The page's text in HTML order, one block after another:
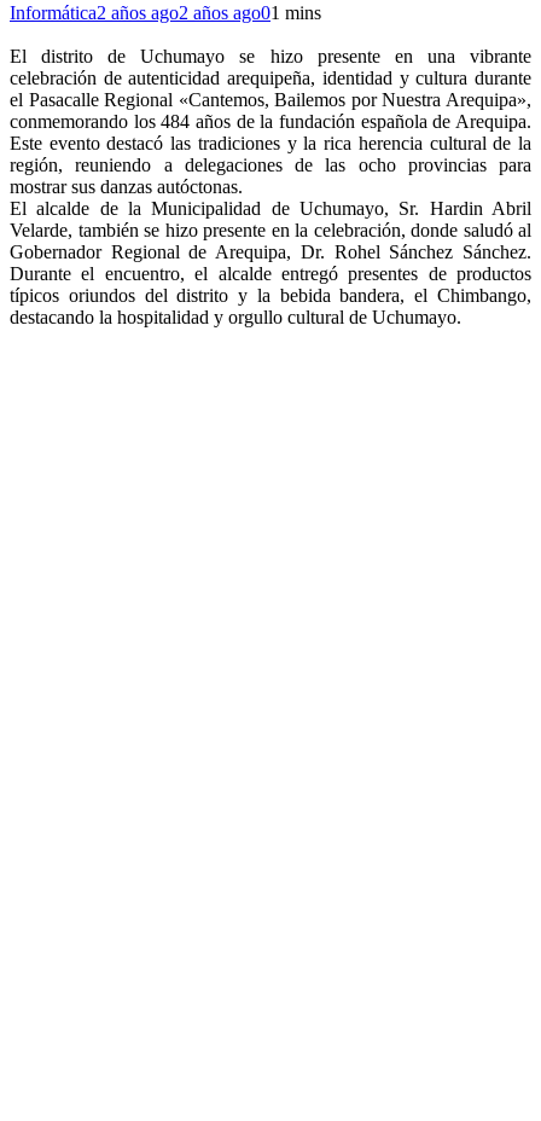
Informática2 años ago2 años ago01 mins
El distrito de Uchumayo se hizo presente en una vibrante
celebración de autenticidad arequipeña, identidad y cultura durante
el Pasacalle Regional «Cantemos, Bailemos por Nuestra Arequipa»,
conmemorando los 484 años de la fundación española de Arequipa.
Este evento destacó las tradiciones y la rica herencia cultural de la
región, reuniendo a delegaciones de las ocho provincias para
mostrar sus danzas autóctonas.
El alcalde de la Municipalidad de Uchumayo, Sr. Hardin Abril
Velarde, también se hizo presente en la celebración, donde saludó al
Gobernador Regional de Arequipa, Dr. Rohel Sánchez Sánchez.
Durante el encuentro, el alcalde entregó presentes de productos
típicos oriundos del distrito y la bebida bandera, el Chimbango,
destacando la hospitalidad y orgullo cultural de Uchumayo.